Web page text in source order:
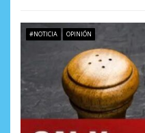
#NOTICIA OPINIÓN